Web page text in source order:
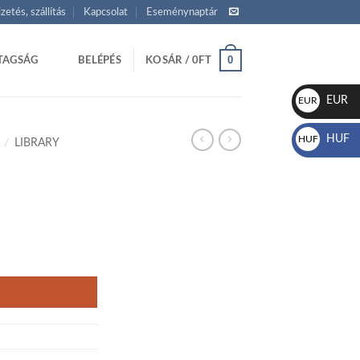
szállítás Kapcsolat Eseménynaptár
BELÉPÉS KOSÁR /0FT 0
/ LIBRARY
EUR
€
EUR
HUF
Ft
HUF